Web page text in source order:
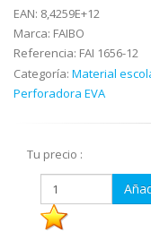
EAN: 8,4259E+12
Marca: FAIBO
Referencia: FAI 1656-12
Categoría: Material
Perforadora EVA
Tu precio :